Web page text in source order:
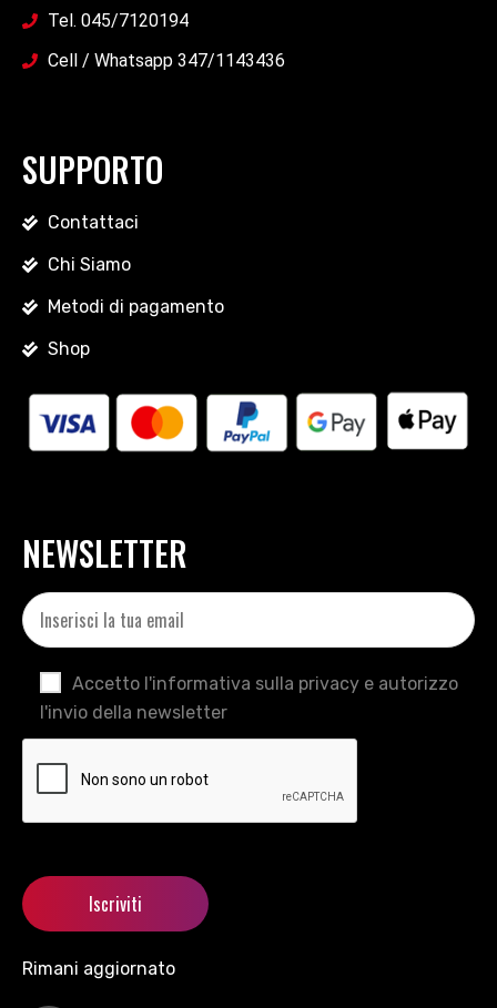
Tel. 045/7120194
Cell / Whatsapp 347/1143436
SUPPORTO
Contattaci
Chi Siamo
Metodi di pagamento
Shop
NEWSLETTER
Accetto l'informativa sulla privacy e autorizzo
l'invio della newsletter
Rimani aggiornato